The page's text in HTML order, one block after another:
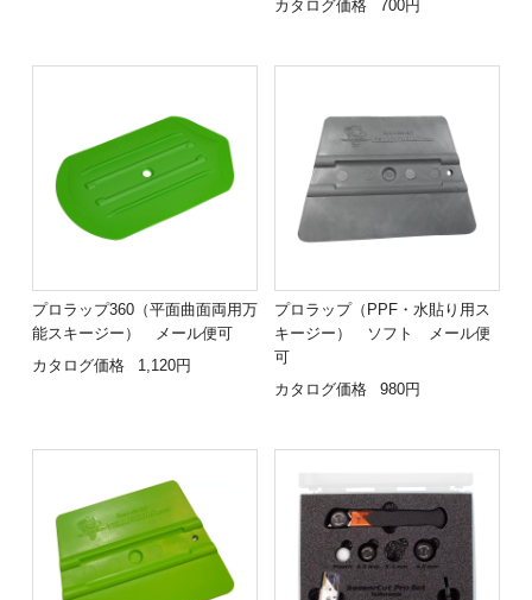
カタログ価格 700円
プロラップ360（平面曲面両用万
能スキージー） メール便可
カタログ価格
1,120円
プロラップ（PPF・水貼り用ス
キージー） ソフト メール便
可
カタログ価格
980円